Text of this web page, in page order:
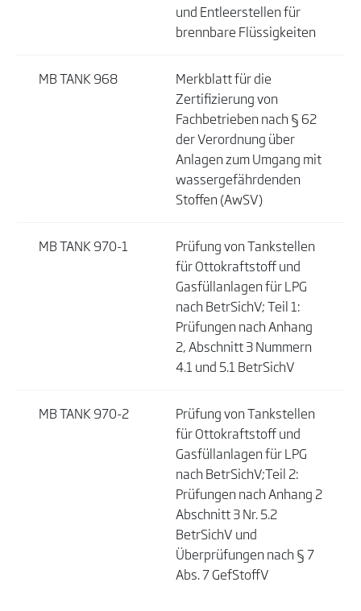
und Entleerstellen für
brennbare Flüssigkeiten
MB TANK 968
Merkblatt für die
Zertifizierung von
Fachbetrieben nach § 62
der Verordnung über
Anlagen zum Umgang mit
wassergefährdenden
Stoffen (AwSV)
MB TANK 970-1
Prüfung von Tankstellen
für Ottokraftstoff und
Gasfüllanlagen für LPG
nach BetrSichV; Teil 1:
Prüfungen nach Anhang
2, Abschnitt 3 Nummern
4.1 und 5.1 BetrSichV
MB TANK 970-2
Prüfung von Tankstellen
für Ottokraftstoff und
Gasfüllanlagen für LPG
nach BetrSichV;Teil 2:
Prüfungen nach Anhang 2
Abschnitt 3 Nr. 5.2
BetrSichV und
Überprüfungen nach § 7
Abs. 7 GefStoffV